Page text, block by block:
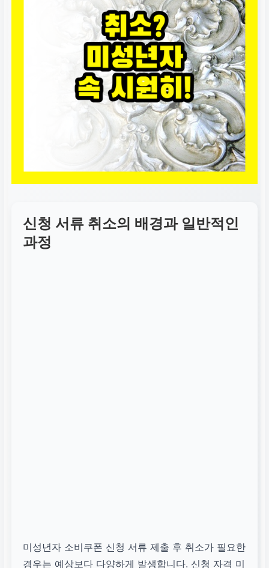
신청 서류 취소의 배경과 일반적인
과정
미성년자 소비쿠폰 신청 서류 제출 후 취소가 필요한
경우는 예상보다 다양하게 발생합니다. 신청 자격 미